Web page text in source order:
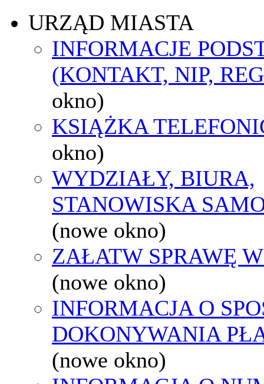
URZĄD MIASTA
INFORMACJE
(KONTAKT, NIP,
okno)
KSIĄŻKA
okno)
WYDZIAŁY, BIURA,
STANOWISKA
(nowe okno)
ZAŁATW SPRAWĘ
(nowe okno)
INFORMACJA O
DOKONYWANIA
(nowe okno)